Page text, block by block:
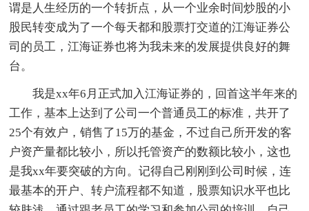
谓是人生经历的一个转折点，从一个业余时间炒股的小
股民转变成为了一个每天都和股票打交道的江海证券公
司的员工，江海证券也将为我未来的发展提供良好的舞
台。
我是xx年6月正式加入江海证券的，回首这半年来的
工作，基本上达到了公司一个普通员工的标准，共开了
25个有效户，销售了15万的基金，不过自己所开发的客
户资产量都比较小，所以托管资产的数额比较小，这也
是我xx年要突破的方向。记得自己刚刚到公司时候，连
最基本的开户、转户流程都不知道，股票知识水平也比